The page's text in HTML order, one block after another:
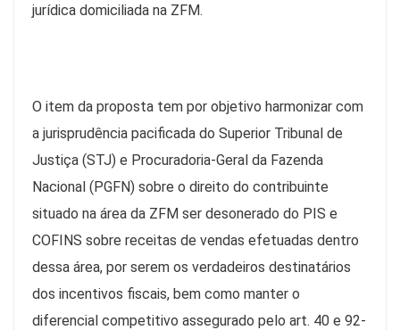
jurídica domiciliada na ZFM.
O item da proposta tem por objetivo harmonizar com
a jurisprudência pacificada do Superior Tribunal de
Justiça (STJ) e Procuradoria-Geral da Fazenda
Nacional (PGFN) sobre o direito do contribuinte
situado na área da ZFM ser desonerado do PIS e
COFINS sobre receitas de vendas efetuadas dentro
dessa área, por serem os verdadeiros destinatários
dos incentivos fiscais, bem como manter o
diferencial competitivo assegurado pelo art. 40 e 92-